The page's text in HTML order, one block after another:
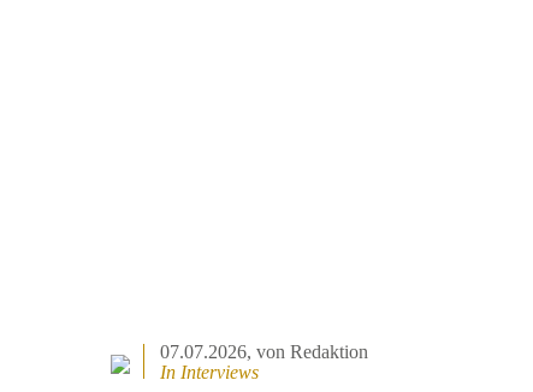
07.07.2026, von Redaktion
In Interviews